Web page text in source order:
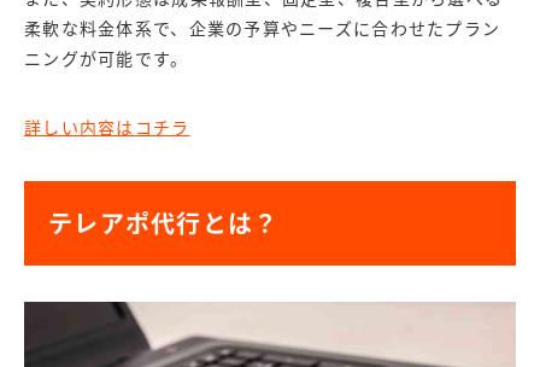
柔軟な料金体系で、企業の予算やニーズに合わせたプラン
ニングが可能です。
詳しい内容はコチラ
テレアポ代行とは？